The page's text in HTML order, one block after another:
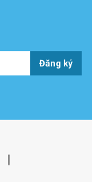
Đăng ký